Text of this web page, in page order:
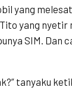
yang
yang nyetir
SIM. Dan
tanyaku